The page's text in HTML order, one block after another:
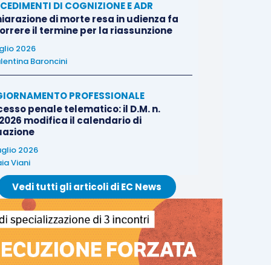
DI COGNIZIONE E ADR
di morte resa in udienza fa
il termine per la riassunzione
2026
Baroncini
PROFESSIONALE
penale telematico: il D.M. n.
modifica il calendario di
2026
Viani
Vedi tutti gli articoli di EC News